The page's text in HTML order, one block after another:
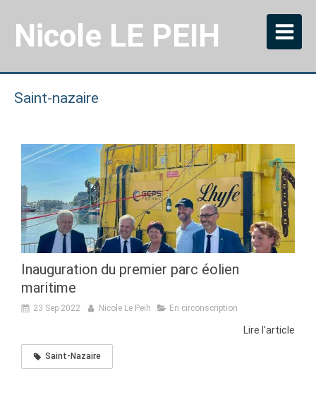
Nicole LE PEIH
Saint-nazaire
Inauguration du premier parc éolien
maritime
23 Sep 2022 Nicole Le Peih En circonscription
Lire l'article
Saint-Nazaire